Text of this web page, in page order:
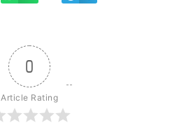
0
Article Rating